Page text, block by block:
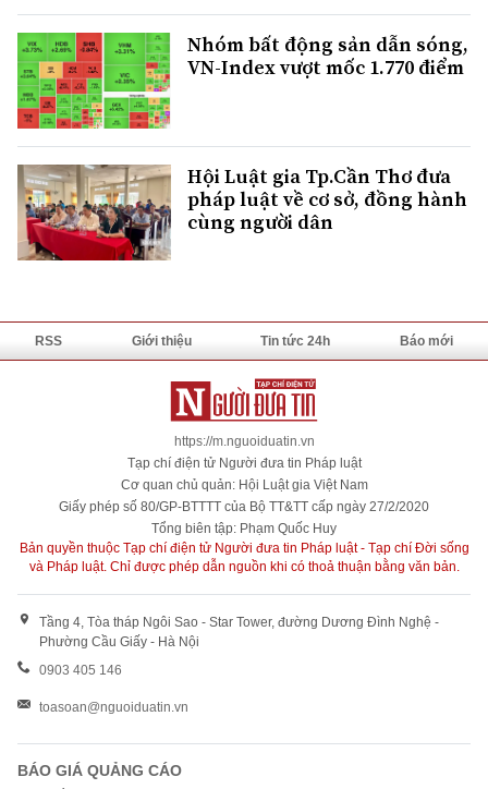
Nhóm bất động sản dẫn sóng,
VN-Index vượt mốc 1.770 điểm
Hội Luật gia Tp.Cần Thơ đưa
pháp luật về cơ sở, đồng hành
cùng người dân
RSS Giới thiệu Tin tức 24h Báo mới
https://m.nguoiduatin.vn
Tạp chí điện tử Người đưa tin Pháp luật
Cơ quan chủ quản: Hội Luật gia Việt Nam
Giấy phép số 80/GP-BTTTT của Bộ TT&TT cấp ngày 27/2/2020
Tổng biên tập: Phạm Quốc Huy
Bản quyền thuộc Tạp chí điện tử Người đưa tin Pháp luật - Tạp chí Đời sống
và Pháp luật. Chỉ được phép dẫn nguồn khi có thoả thuận bằng văn bản.
Tầng 4, Tòa tháp Ngôi Sao - Star Tower, đường Dương Đình Nghệ -
Phường Cầu Giấy - Hà Nội
0903 405 146
toasoan@nguoiduatin.vn
BÁO GIÁ QUẢNG CÁO